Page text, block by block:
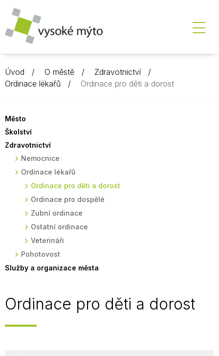
Úvod O městě
Zdravotnictví
Ordinace lékařů
Ordinace pro děti a dorost
Město
Školství
Zdravotnictví
Nemocnice
Ordinace lékařů
Ordinace pro děti a dorost
Ordinace pro dospělé
Zubní ordinace
Ostatní ordinace
Veterináři
Pohotovost
Služby a organizace města
Ordinace pro děti a dorost